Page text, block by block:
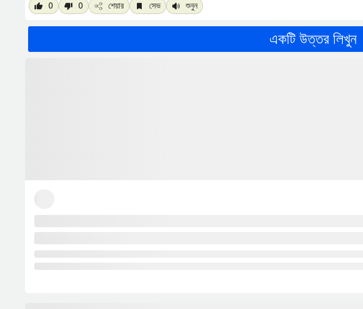
করে, যার ফলে এটি কিছুটা উপরে ভেসে ওঠে।
সুতরাং, পরের বার যখন আপনি এমন দৃশ্য দেখবেন, তখন মনে রাখবেন এটি পদার্থবিদ্যার এক সুন্দর প্রয়োগ!
0 0 শেয়ার সেভ শুনুন
একটি উত্তর লিখুন